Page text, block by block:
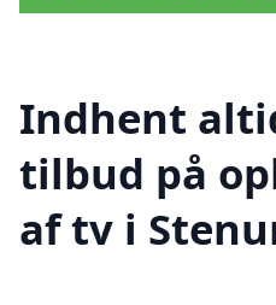
Indhent
tilbud på
af tv i